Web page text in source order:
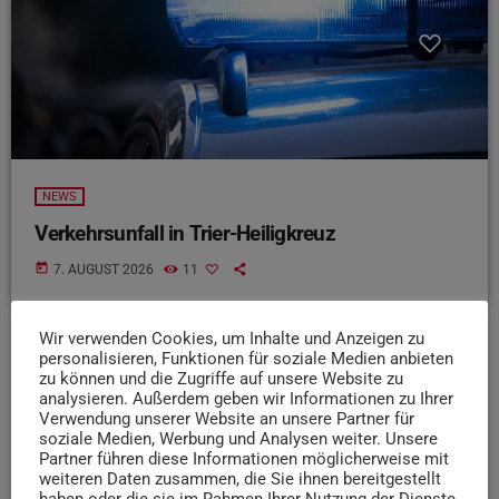
NEWS
Verkehrsunfall in Trier-Heiligkreuz
today 7. AUGUST 2026 11
insert_link
Wir verwenden Cookies, um Inhalte und Anzeigen zu
personalisieren, Funktionen für soziale Medien anbieten
zu können und die Zugriffe auf unsere Website zu
analysieren. Außerdem geben wir Informationen zu Ihrer
Verwendung unserer Website an unsere Partner für
soziale Medien, Werbung und Analysen weiter. Unsere
Partner führen diese Informationen möglicherweise mit
weiteren Daten zusammen, die Sie ihnen bereitgestellt